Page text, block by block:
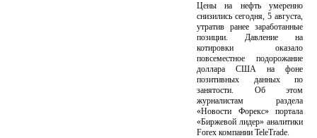
Цены на нефть умеренно
снизились сегодня, 5 августа,
утратив ранее заработанные
позиции. Давление на
котировки оказало
повсеместное подорожание
доллара США на фоне
позитивных данных по
занятости. Об этом
журналистам раздела
«Новости Форекс» портала
«Биржевой лидер» аналитики
Forex компании TeleTrade.